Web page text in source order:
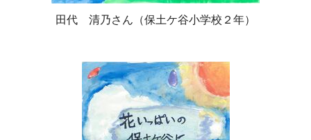
田代 清乃さん（保土ケ谷小学校２年）